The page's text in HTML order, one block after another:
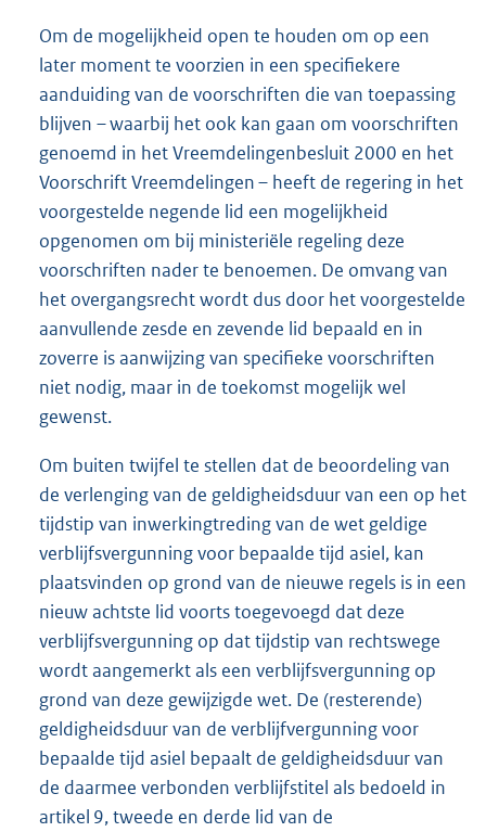
Om de mogelijkheid open te houden om op een
later moment te voorzien in een specifiekere
aanduiding van de voorschriften die van toepassing
blijven – waarbij het ook kan gaan om voorschriften
genoemd in het Vreemdelingenbesluit 2000 en het
Voorschrift Vreemdelingen – heeft de regering in het
voorgestelde negende lid een mogelijkheid
opgenomen om bij ministeriële regeling deze
voorschriften nader te benoemen. De omvang van
het overgangsrecht wordt dus door het voorgestelde
aanvullende zesde en zevende lid bepaald en in
zoverre is aanwijzing van specifieke voorschriften
niet nodig, maar in de toekomst mogelijk wel
gewenst.
Om buiten twijfel te stellen dat de beoordeling van
de verlenging van de geldigheidsduur van een op het
tijdstip van inwerkingtreding van de wet geldige
verblijfsvergunning voor bepaalde tijd asiel, kan
plaatsvinden op grond van de nieuwe regels is in een
nieuw achtste lid voorts toegevoegd dat deze
verblijfsvergunning op dat tijdstip van rechtswege
wordt aangemerkt als een verblijfsvergunning op
grond van deze gewijzigde wet. De (resterende)
geldigheidsduur van de verblijfvergunning voor
bepaalde tijd asiel bepaalt de geldigheidsduur van
de daarmee verbonden verblijfstitel als bedoeld in
artikel 9, tweede en derde lid van de